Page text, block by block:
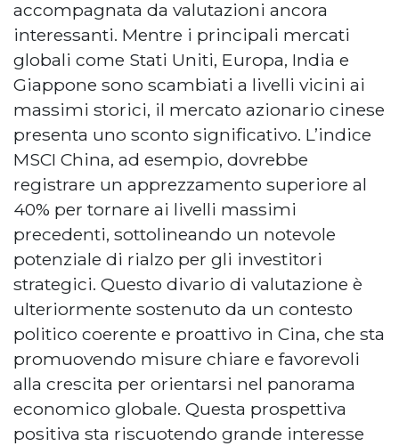
accompagnata da valutazioni ancora
interessanti. Mentre i principali mercati
globali come Stati Uniti, Europa, India e
Giappone sono scambiati a livelli vicini ai
massimi storici, il mercato azionario cinese
presenta uno sconto significativo. L’indice
MSCI China, ad esempio, dovrebbe
registrare un apprezzamento superiore al
40% per tornare ai livelli massimi
precedenti, sottolineando un notevole
potenziale di rialzo per gli investitori
strategici. Questo divario di valutazione è
ulteriormente sostenuto da un contesto
politico coerente e proattivo in Cina, che sta
promuovendo misure chiare e favorevoli
alla crescita per orientarsi nel panorama
economico globale. Questa prospettiva
positiva sta riscuotendo grande interesse